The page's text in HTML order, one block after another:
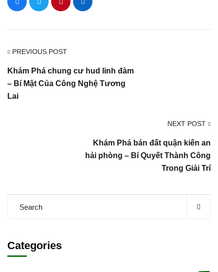
PREVIOUS POST
Khám Phá chung cư hud linh đàm
– Bí Mật Của Công Nghệ Tương
Lai
NEXT POST
Khám Phá bán đất quận kiến an
hải phòng – Bí Quyết Thành Công
Trong Giải Trí
Categories